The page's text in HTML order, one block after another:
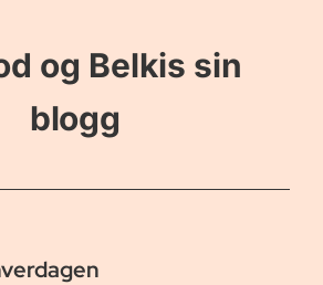
og Belkis sin
blogg